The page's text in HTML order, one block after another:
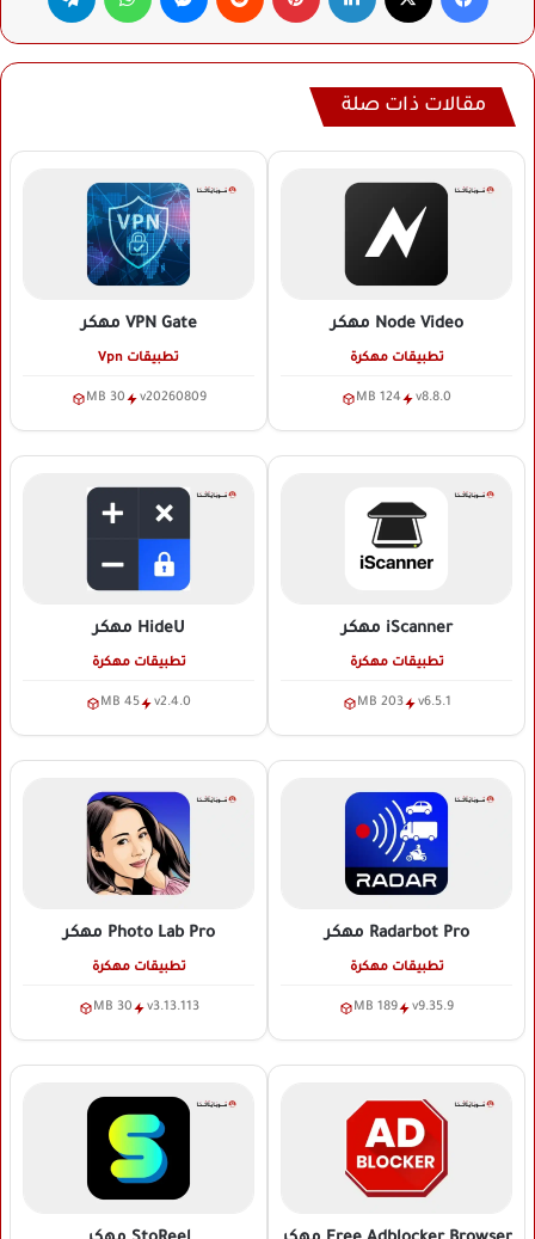
مقالات ذات صلة
Node Video مهكر
تطبيقات مهكرة
v8.8.0
124 MB
VPN Gate مهكر
تطبيقات Vpn
v20260809
30 MB
iScanner مهكر
تطبيقات مهكرة
v6.5.1
203 MB
HideU مهكر
تطبيقات مهكرة
v2.4.0
45 MB
Radarbot Pro مهكر
تطبيقات مهكرة
v9.35.9
189 MB
Photo Lab Pro مهكر
تطبيقات مهكرة
v3.13.113
30 MB